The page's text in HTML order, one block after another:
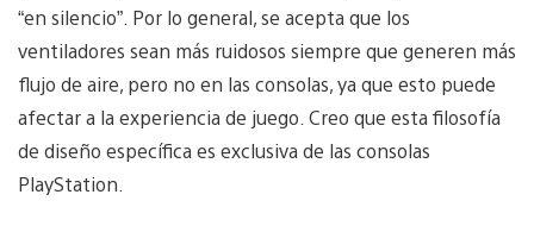
“en silencio”. Por lo general, se acepta que los
ventiladores sean más ruidosos siempre que generen más
flujo de aire, pero no en las consolas, ya que esto puede
afectar a la experiencia de juego. Creo que esta filosofía
de diseño específica es exclusiva de las consolas
PlayStation.